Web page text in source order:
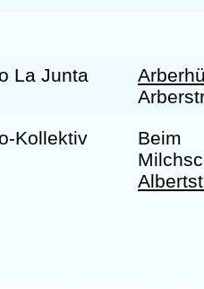
La Junta
Kollektiv
Beim